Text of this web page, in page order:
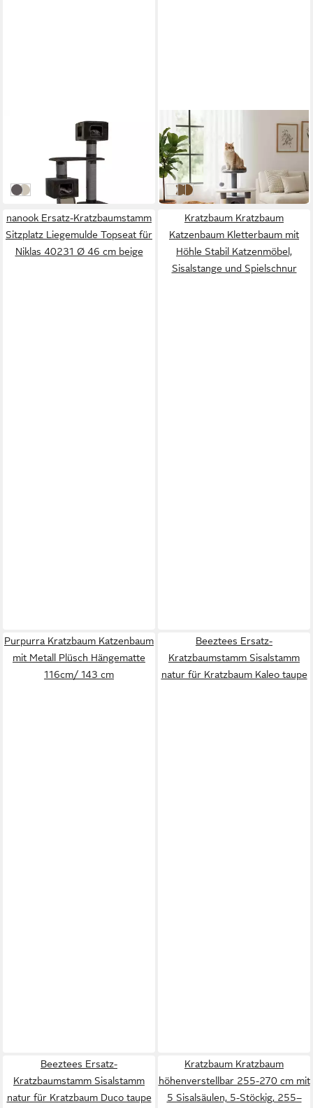
CANADIAN CAT COMPANY
Kratzbaum Maine Coon 209,
XXL, Ø ca. 20 cm Sisalsäulen
für große Katzen
in 6-8 Werktagen bei dir
GrauBeige
BELVIONA
Kratzbaum mit 65 cm, für
Kitten und kleine Katzen
25,95 €
in 2-3 Werktagen bei dir
weiß/grau
beige/braun
weiß/schwarz
nanook Ersatz-Kratzbaumstamm
Sitzplatz Liegemulde Topseat für
Niklas 40231 Ø 46 cm beige
Kratzbaum Kratzbaum
Katzenbaum Kletterbaum mit
Höhle Stabil Katzenmöbel,
Sisalstange und Spielschnur
Purpurra Kratzbaum Katzenbaum
mit Metall Plüsch Hängematte
116cm/ 143 cm
Beeztees Ersatz-
Kratzbaumstamm Sisalstamm
natur für Kratzbaum Kaleo taupe
Beeztees Ersatz-
Kratzbaumstamm Sisalstamm
natur für Kratzbaum Duco taupe
Kratzbaum Kratzbaum
höhenverstellbar 255-270 cm mit
5 Sisalsäulen, 5-Stöckig, 255–